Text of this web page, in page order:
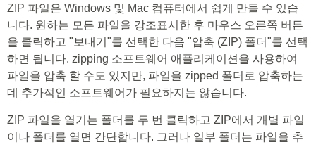
ZIP 파일은 Windows 및 Mac 컴퓨터에서 쉽게 만들 수 있습
니다. 원하는 모든 파일을 강조표시한 후 마우스 오른쪽 버튼
을 클릭하고 "보내기"를 선택한 다음 "압축 (ZIP) 폴더"를 선택
하면 됩니다. zipping 소프트웨어 애플리케이션을 사용하여
파일을 압축 할 수도 있지만, 파일을 zipped 폴더로 압축하는
데 추가적인 소프트웨어가 필요하지는 않습니다.
ZIP 파일을 열기는 폴더를 두 번 클릭하고 ZIP에서 개별 파일
이나 폴더를 열면 간단합니다. 그러나 일부 폴더는 파일을 추